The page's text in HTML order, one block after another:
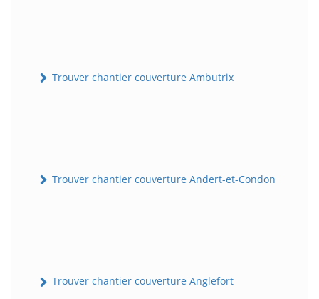
Trouver chantier couverture Ambutrix
Trouver chantier couverture Andert-et-Condon
Trouver chantier couverture Anglefort